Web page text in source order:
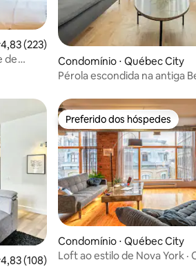
de uma avaliação média de 5, 223
4,83 (223)
de
Condomínio ⋅ Québec City
Pérola escondida na antiga
de uma avaliação média de 5, 108
4,83 (108)
Preferido dos hóspedes
Preferido dos hóspedes
Condomínio ⋅ Québec City
Loft ao estilo de Nova York ·